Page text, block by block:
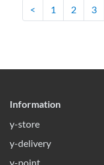
< 1 2 3
Information
y-store
y-delivery
y-point